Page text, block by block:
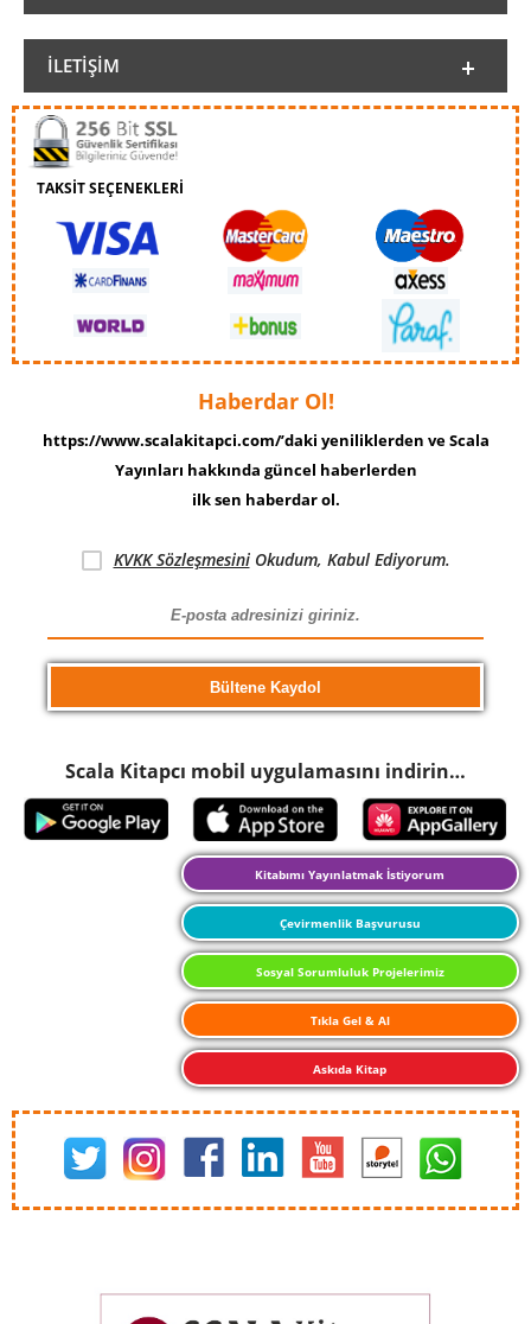
İLETIŞIM
TAKSİT SEÇENEKLERİ
Haberdar Ol!
https://www.scalakitapci.com/’daki yeniliklerden ve Scala
Yayınları hakkında güncel haberlerden
ilk sen haberdar ol.
KVKK SözleşmesiniOkudum, Kabul Ediyorum.
Scala Kitapcı mobil uygulamasını indirin…
Kitabımı Yayınlatmak İstiyorum
Çevirmenlik Başvurusu
Sosyal Sorumluluk Projelerimiz
Tıkla Gel & Al
Askıda Kitap